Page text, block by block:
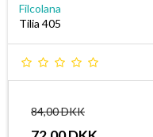
Filcolana
Tilia 405
84,00 DKK